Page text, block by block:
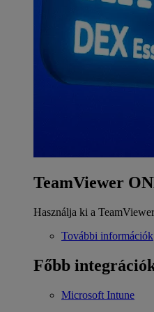
TeamViewer
Használja ki a
További információk
Főbb
Microsoft Intune